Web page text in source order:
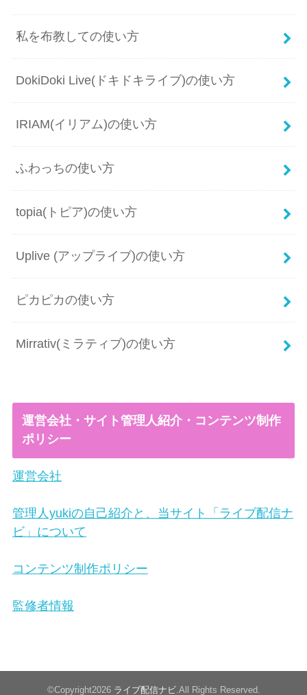
私を布教しての使い方
DokiDoki Live(ドキドキライブ)の使い方
IRIAM(イリアム)の使い方
ふわっちの使い方
topia(トピア)の使い方
Uplive (アップライブ)の使い方
ピカピカの使い方
Mirrativ(ミラティブ)の使い方
運営会社・サイト管理人紹介・コンテンツ制作
ポリシー
運営会社
管理人yukiの自己紹介と、当サイト「ライブ配信ナ
ビ」について
コンテンツ制作ポリシー
監修者情報
©Copyright2026 ライブ配信ナビ.All Rights Reserved.